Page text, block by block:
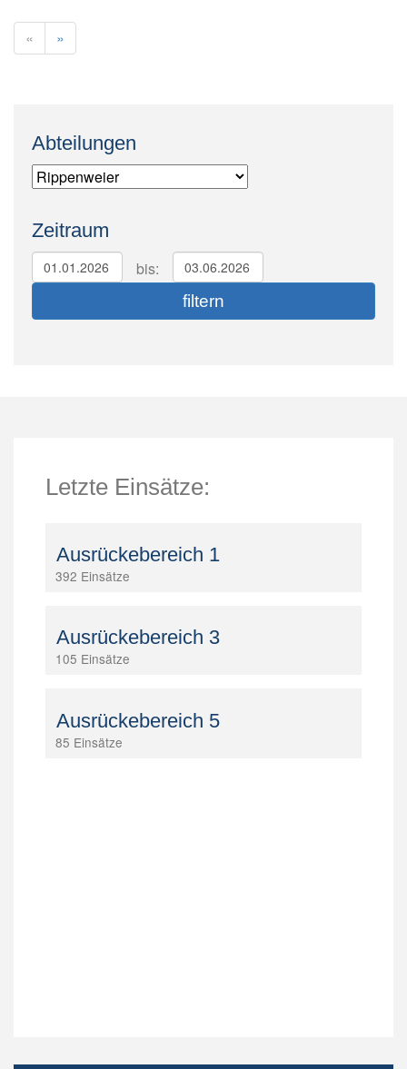
« »
Abteilungen
Zeitraum
bis:
Letzte Einsätze:
Ausrückebereich 1
392 Einsätze
Ausrückebereich 3
105 Einsätze
Ausrückebereich 5
85 Einsätze